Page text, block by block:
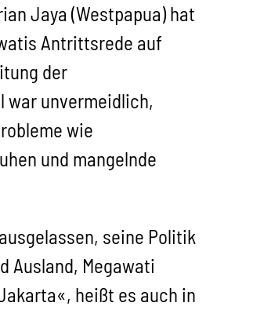
Jaya (Westpapua) hat
Antrittsrede auf
der
war unvermeidlich,
wie
und mangelnde
seine Politik
Ausland, Megawati
heißt es auch in